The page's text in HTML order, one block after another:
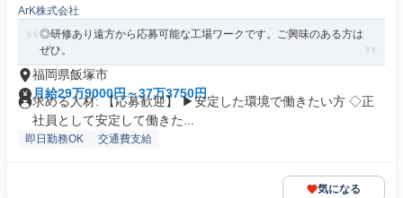
ArK株式会社
◎研修あり遠方から応募可能な工場ワークです。ご興味のある方は
ぜひ。
福岡県飯塚市
月給29万9000円～37万3750円
求める人材: 【応募歓迎】 ▶安定した環境で働きたい方 ◇正
社員として安定して働きた...
即日勤務OK 交通費支給
気になる